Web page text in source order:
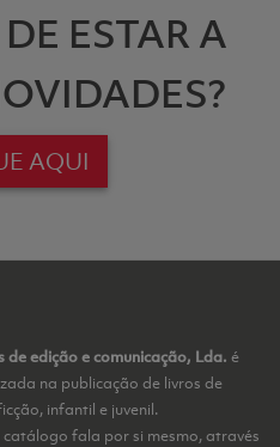
ESTAR A
AQUI
edição e comunicação, Lda. é
na publicação de livros de
infantil e juvenil.
fala por si mesmo, através